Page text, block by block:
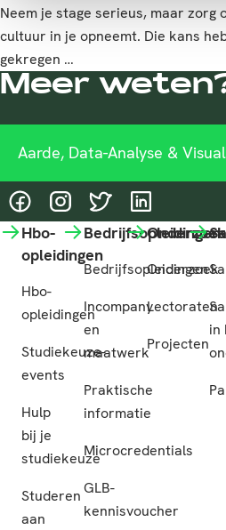
Neem je stage serieus, maar zorg
cultuur in je opneemt. Die kans
gekregen …
Meer
Aarde, Data-Analyse &
@HASgreenacademy
@HASgreenacademy
Hbo-
opleidingen
Hbo-
opleidingen
Studiekeuze-
events
Hulp
bij je
studiekeuze
Studeren
aan
Bedrijfsopleidingen
Bedrijfsopleidingen
Incompany
en
maatwerk
Praktische
informatie
Microcredentials
GLB-
kennisvoucher
Onderzoek
Onderzoek
Lectoraten
Projecten
in